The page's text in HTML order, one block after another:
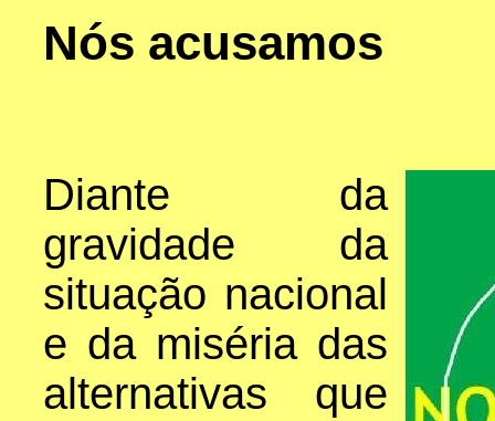
Nós acusamos
Diante da
gravidade da
situação nacional
e da miséria das
alternativas que